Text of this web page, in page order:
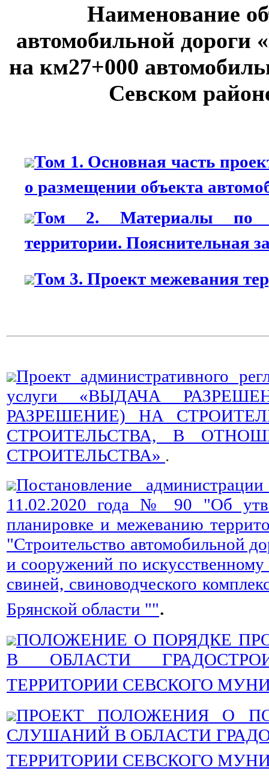
Наименование
автомобильной
на км27+000
Севском
Том 1. Основная часть
о размещении объекта
Том 2. Материалы по
территории. Пояснительная
Том 3. Проект межевания
Проект административного
услуги «ВЫДАЧА
РАЗРЕШЕНИЕ) НА
СТРОИТЕЛЬСТВА, В
СТРОИТЕЛЬСТВА» .
Постановление
11.02.2020 года № 90 "Об
планировке и межеванию
"Строительство автомобильной
и сооружений по
свиней, свиноводческого
Брянской области "".
ПОЛОЖЕНИЕ О ПОРЯДКЕ
В ОБЛАСТИ
ТЕРРИТОРИИ СЕВСКОГО
ПРОЕКТ ПОЛОЖЕНИЯ О
СЛУШАНИЙ В ОБЛАСТИ
ТЕРРИТОРИИ СЕВСКОГО